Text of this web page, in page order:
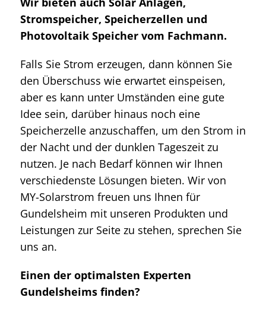
Stromspeicher, Speicherzellen und
Photovoltaik Speicher vom Fachmann.
Falls Sie Strom erzeugen, dann können Sie
den Überschuss wie erwartet einspeisen,
aber es kann unter Umständen eine gute
Idee sein, darüber hinaus noch eine
Speicherzelle anzuschaffen, um den Strom in
der Nacht und der dunklen Tageszeit zu
nutzen. Je nach Bedarf können wir Ihnen
verschiedenste Lösungen bieten. Wir von
MY-Solarstrom freuen uns Ihnen für
Gundelsheim mit unseren Produkten und
Leistungen zur Seite zu stehen, sprechen Sie
uns an.
Einen der optimalsten Experten
Gundelsheims finden?